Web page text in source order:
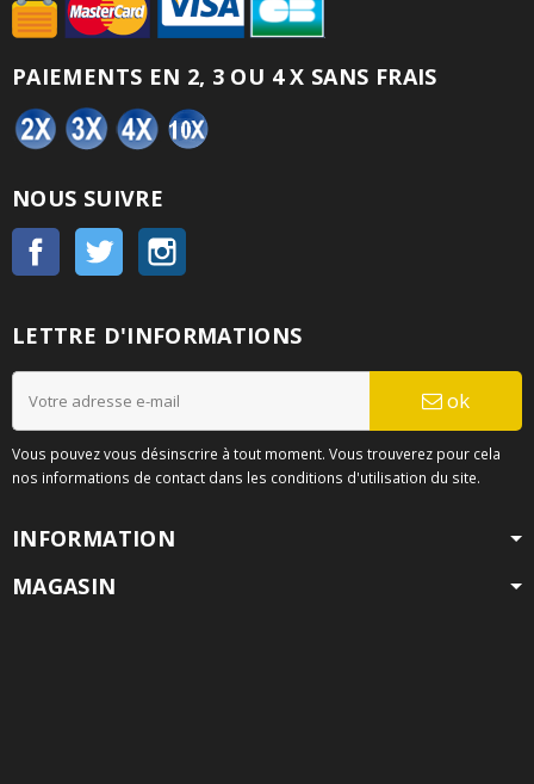
PAIEMENTS EN 2, 3 OU 4 X SANS FRAIS
NOUS SUIVRE
Facebook Twitter
LETTRE D'INFORMATIONS
ok
Vous pouvez vous désinscrire à tout moment. Vous trouverez pour cela
nos informations de contact dans les conditions d'utilisation du site.
INFORMATION
MAGASIN